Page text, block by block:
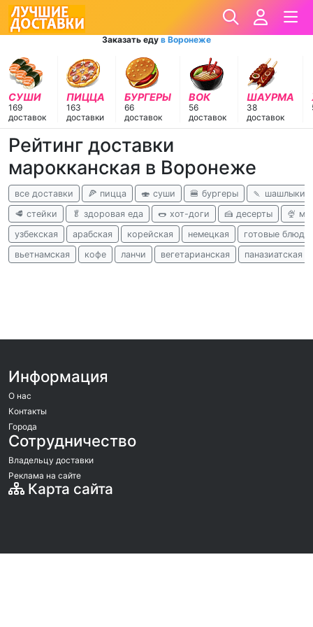
Заказать еду в Воронеже
СУШИ
169
доставок
ПИЦЦА
163
доставки
БУРГЕРЫ
66
доставок
ВОК
56
доставок
ШАУРМА
38
доставок
Рейтинг доставки
марокканская в Воронеже
все доставки 🍕 пицца 🍣 суши 🍔 бургеры
🍡 шашлыки
🥩 стейки
🥬 здоровая еда 🌭 хот-доги 🍰 десерты
🍨
узбекская
арабская корейская немецкая
готовые блюда
вьетнамская
кофе ланчи вегетарианская паназиатская
Информация
О нас
Контакты
Города
Сотрудничество
Владельцу доставки
Реклама на сайте
Карта сайта